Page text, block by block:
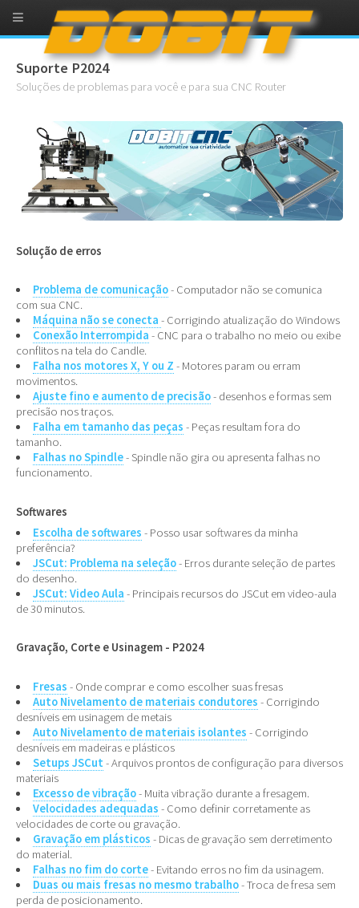
Suporte P2024
Soluções de problemas para você e para sua CNC Router
Solução de erros
Problema de comunicação- Computador não se comunica
com sua CNC.
Máquina não se conecta - Corrigindo atualização do Windows
Conexão Interrompida - CNC para o trabalho no meio ou exibe
conflitos na tela do Candle.
Falha nos motores X, Y ou Z - Motores param ou erram
movimentos.
Ajuste fino e aumento de precisão- desenhos e formas sem
precisão nos traços.
Falha em tamanho das peças - Peças resultam fora do
tamanho.
Falhas no Spindle- Spindle não gira ou apresenta falhas no
funcionamento.
Softwares
Escolha de softwares - Posso usar softwares da minha
preferência?
JSCut: Problema na seleção- Erros durante seleção de partes
do desenho.
JSCut: Video Aula - Principais recursos do JSCut em video-aula
de 30 minutos.
Gravação, Corte e Usinagem - P2024
Fresas - Onde comprar e como escolher suas fresas
Auto Nivelamento de materiais condutores - Corrigindo
desníveis em usinagem de metais
Auto Nivelamento de materiais isolantes - Corrigindo
desníveis em madeiras e plásticos
Setups JSCut - Arquivos prontos de configuração para diversos
materiais
Excesso de vibração- Muita vibração durante a fresagem.
Velocidades adequadas - Como definir corretamente as
velocidades de corte ou gravação.
Gravação em plásticos - Dicas de gravação sem derretimento
do material.
Falhas no fim do corte- Evitando erros no fim da usinagem.
Duas ou mais fresas no mesmo trabalho- Troca de fresa sem
perda de posicionamento.